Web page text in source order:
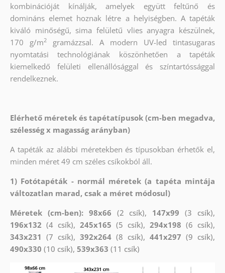
kombinációját kínálják, amelyek együtt feltűnő és
domináns elemet hoznak létre a helyiségben. A tapéták
kiváló minőségű, sima felületű vlies anyagra készülnek,
170 g/m2
gramázzsal. A modern UV-led tintasugaras
nyomtatási technológiának köszönhetően a tapéták
kiemelkedő felületi ellenállósággal és színtartóssággal
rendelkeznek.
Elérhető méretek és tapétatípusok (cm-ben megadva,
szélesség x magasság arányban)
A tapéták az alábbi méretekben és típusokban érhetők el,
minden méret 49 cm széles csíkokból áll.
1) Fotótapéták - normál méretek (a tapéta mintája
változatlan marad, csak a méret módosul)
Méretek (cm-ben): 98x66 (2 csík), 147x99 (3 csík),
196x132 (4 csík), 245x165 (5 csík),294x198 (6 csík),
343x231 (7 csík), 392x264 (8 csík),441x297 (9 csík),
490x330 (10 csík), 539x363 (11 csík)